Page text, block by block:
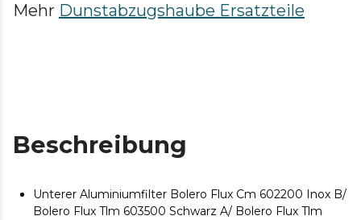
Mehr Dunstabzugshaube Ersatzteile
Beschreibung
Unterer Aluminiumfilter Bolero Flux Cm ​​602200 Inox B/
Bolero Flux Tlm 603500 Schwarz A/ Bolero Flux Tlm